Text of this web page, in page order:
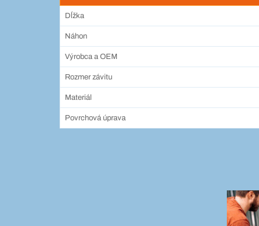
Dĺžka
Náhon
Výrobca a OEM
Rozmer závitu
Materiál
Povrchová úprava